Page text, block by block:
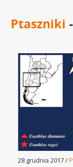
Ptaszniki
28 grudnia 2017 /